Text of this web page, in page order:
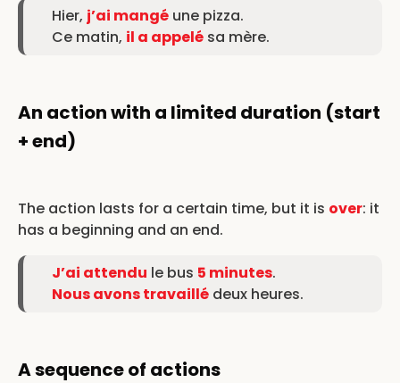
Hier, j’ai mangé une pizza.
Ce matin, il a appelé sa mère.
An action with a limited duration (start
+ end)
The action lasts for a certain time, but it is over: it
has a beginning and an end.
J’ai attendu le bus 5 minutes.
Nous avons travaillé deux heures.
A sequence of actions